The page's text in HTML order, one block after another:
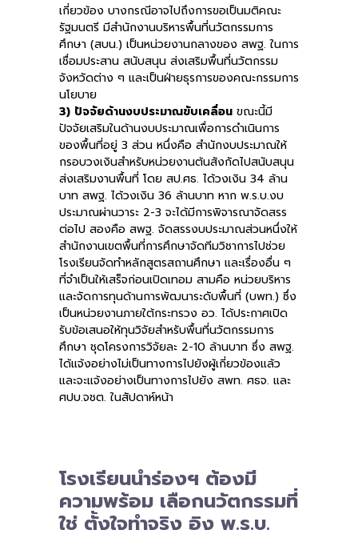
เกี่ยวข้อง บางกรณีอาจไปถึงการขอเป็นมติคณะ
รัฐมนตรี มีสำนักงานบริหารพื้นที่นวัตกรรมการ
ศึกษา (สบน.) เป็นหน่วยงานกลางของ สพฐ. ในการ
เชื่อมประสาน สนับสนุน ส่งเสริมพื้นที่นวัตกรรม
จังหวัดต่าง ๆ และเป็นฝ่ายธุรการของคณะกรรมการ
นโยบาย
3) ปัจจัยด้านงบประมาณขับเคลื่อน ขณะนี้มี
ปัจจัยเสริมในด้านงบประมาณเพื่อการดำเนินการ
ของพื้นที่อยู่ 3 ส่วน หนึ่งคือ สำนักงบประมาณให้
กรอบวงเงินสำหรับหน่วยงานต้นสังกัดไปสนับสนุน
ส่งเสริมงานพื้นที่ โดย สป.ศธ. ได้วงเงิน 34 ล้าน
บาท สพฐ. ได้วงเงิน 36 ล้านบาท หาก พ.ร.บ.งบ
ประมาณผ่านวาระ 2-3 จะได้มีการพิจารณาจัดสรร
ต่อไป สองคือ สพฐ. จัดสรรงบประมาณส่วนหนึ่งให้
สำนักงานเขตพื้นที่การศึกษาจัดทีมวิชาการไปช่วย
โรงเรียนจัดทำหลักสูตรสถานศึกษา และเรื่องอื่น ๆ
ที่จำเป็นให้เสร็จก่อนเปิดเทอม สามคือ หน่วยบริหาร
และจัดการทุนด้านการพัฒนาระดับพื้นที่ (บพท.) ซึ่ง
เป็นหน่วยงานภายใต้กระทรวง อว. ได้ประกาศเปิด
รับข้อเสนอให้ทุนวิจัยสำหรับพื้นที่นวัตกรรมการ
ศึกษา ชุดโครงการวิจัยละ 2-10 ล้านบาท ซึ่ง สพฐ.
ได้แจ้งอย่างไม่เป็นทางการไปยังผู้เกี่ยวข้องแล้ว
และจะแจ้งอย่างเป็นทางการไปยัง สพท. ศธจ. และ
ศปบ.จชต. ในสัปดาห์หน้า
โรงเรียนนำร่องฯ ต้องมี
ความพร้อม เลือกนวัตกรรมที่
ใช่ ตั้งใจทำจริง อิง พ.ร.บ.